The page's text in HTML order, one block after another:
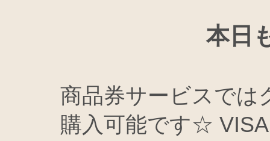
本日
商品券サービスでは
購入可能です☆